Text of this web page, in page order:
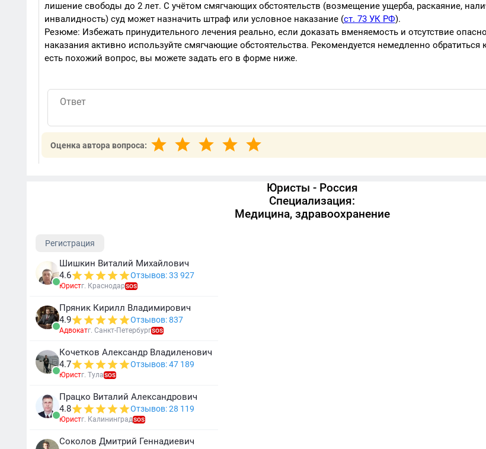
лишение свободы до 2 лет. С учётом смягчающих обстоятельств (возмещение ущерба, раскаяние,
инвалидность) суд может назначить штраф или условное наказание (ст. 73 УК РФ).
Резюме: Избежать принудительного лечения реально, если доказать вменяемость и отсутствие
наказания активно используйте смягчающие обстоятельства. Рекомендуется немедленно обратиться
есть похожий вопрос, вы можете задать его в форме ниже.
Оценка автора вопроса:
Юристы - Россия
Специализация:
Медицина, здравоохранение
Регистрация
Шишкин Виталий Михайлович
4.6
Отзывов: 33 927
Юристг. КраснодарSOS
Пряник Кирилл Владимирович
4.9
Отзывов: 837
Адвокатг. Санкт-ПетербургSOS
Кочетков Александр Владиленович
4.7
Отзывов: 47 189
Юристг. ТулаSOS
Працко Виталий Александрович
4.8
Отзывов: 28 119
Юристг. КалининградSOS
Соколов Дмитрий Геннадиевич